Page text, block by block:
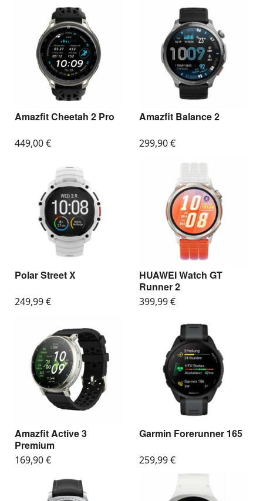
Amazfit Cheetah 2 Pro
449,00€
Amazfit Balance 2
299,90€
Polar Street X
249,99€
HUAWEI Watch GT
Runner 2
399,99€
Amazfit Active 3
Premium
169,90€
Garmin Forerunner 165
259,99€